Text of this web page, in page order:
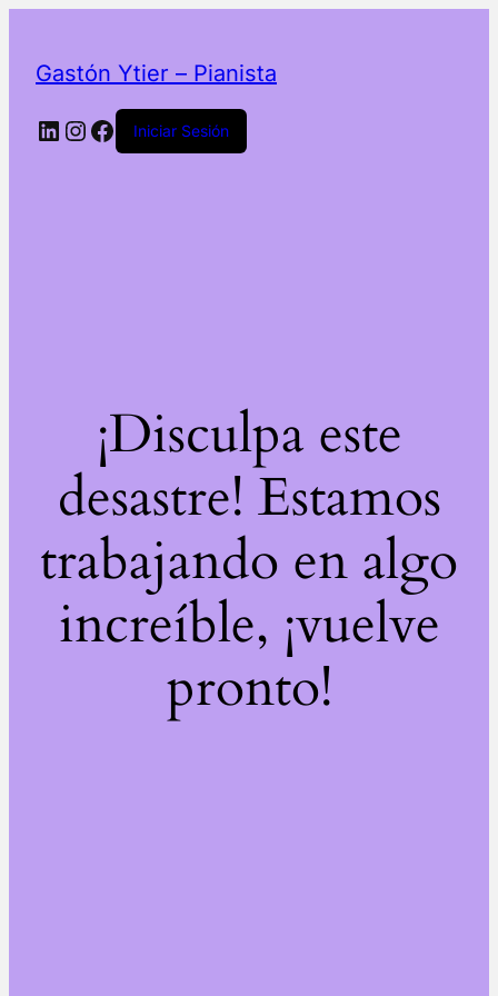
Gastón Ytier – Pianista
LinkedIn
Instagram
Facebook
Iniciar Sesión
¡Disculpa este
desastre! Estamos
trabajando en algo
increíble, ¡vuelve
pronto!